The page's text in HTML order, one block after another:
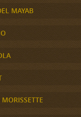
MAYAB